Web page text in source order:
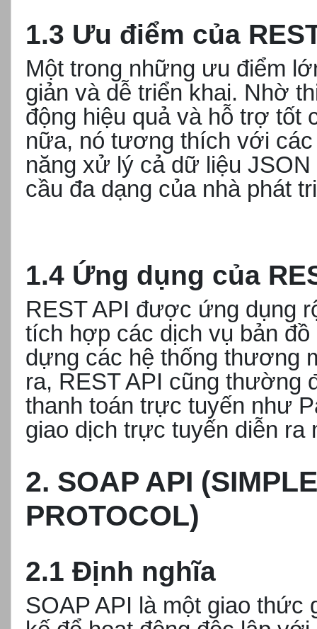
1.3 Ưu điểm của
Một trong những ưu điểm
giản và dễ triển khai. Nhờ
động hiệu quả và hỗ trợ tốt
nữa, nó tương thích với
năng xử lý cả dữ liệu
cầu đa dạng của nhà phát
1.4 Ứng dụng của
REST API được ứng dụng
tích hợp các dịch vụ bản
dựng các hệ thống thương
ra, REST API cũng thường
thanh toán trực tuyến như
giao dịch trực tuyến diễn ra
2. SOAP API
PROTOCOL)
2.1 Định nghĩa
SOAP API là một giao